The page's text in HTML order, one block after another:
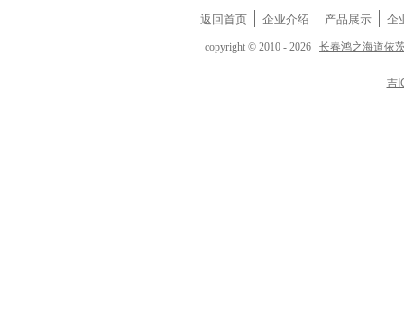
返回首页 企业介绍 产品展示 企
copyright © 2010 - 2026 长春鸿之海道依
吉